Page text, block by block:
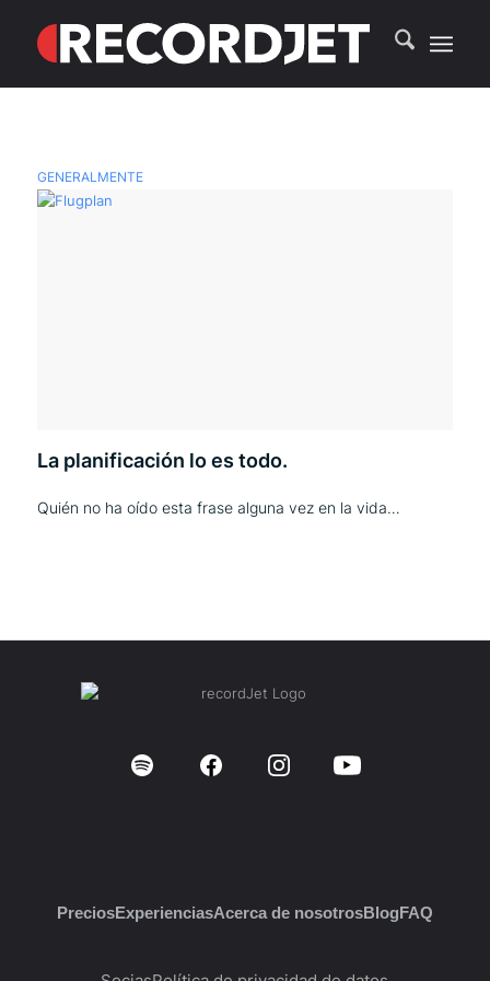
GENERALMENTE
La planificación lo es todo.
Quién no ha oído esta frase alguna vez en la vida…
PreciosExperienciasAcerca de nosotrosBlogFAQ